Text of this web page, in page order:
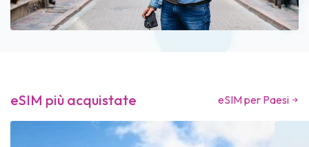
eSIM più acquistate eSIM per Paesi